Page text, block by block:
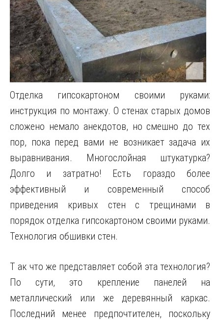
Отделка гипсокартоном своими руками:
инструкция по монтажу. О стенах старых домов
сложено немало анекдотов, но смешно до тех
пор, пока перед вами не возникает задача их
выравнивания. Многослойная штукатурка?
Долго и затратно! Есть гораздо более
эффективный и современный способ
приведения кривых стен с трещинами в
порядок отделка гипсокартоном своими руками.
Технология обшивки стен.
Т ак что же представляет собой эта технология?
По сути, это крепление панелей на
металлический или же деревянный каркас.
Последний менее предпочтителен, поскольку